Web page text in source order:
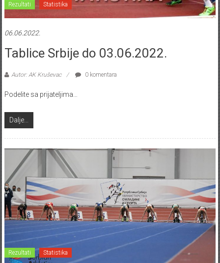
Rezultati Statistika
06.06.2022.
Tablice Srbije do 03.06.2022.
Autor: AK Kruševac 0 komentara
Podelite sa prijateljima…
Dalje...
Rezultati Statistika